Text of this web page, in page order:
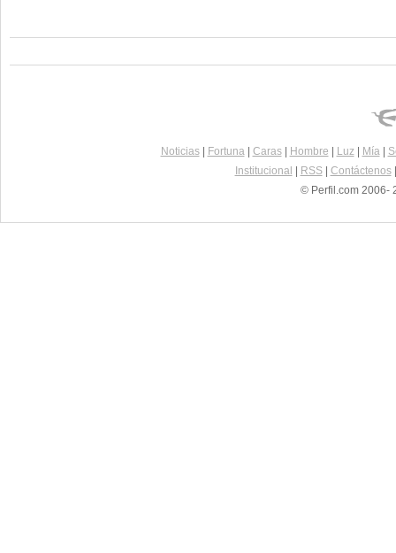
Noticias| Fortuna| Caras| Hombre Luz| Mía|
Institucional
RSS| Contáctenos
© Perfil.com 2006-